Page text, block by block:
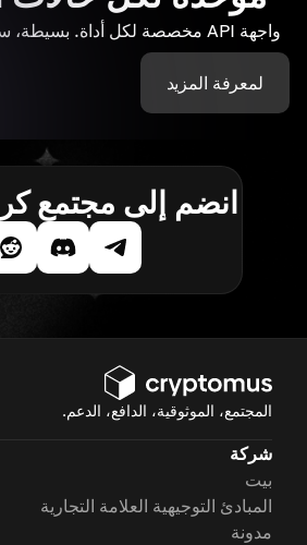
واجهة API مخصصة لكل أداة. بسيطة، سريعة، وموثقة بالكامل
لمعرفة المزيد
انضم إلى مجتمع
المجتمع، الموثوقية، الدافع، الدعم.
شركة
بيت
المبادئ التوجيهية العلامة التجارية
مدونة